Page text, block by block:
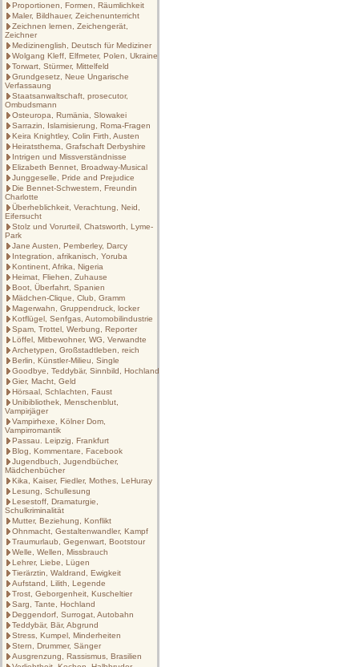
Proportionen, Formen, Räumlichkeit
Maler, Bildhauer, Zeichenunterricht
Zeichnen lernen, Zeichengerät,
Zeichner
Medizinenglish, Deutsch für Mediziner
Wolgang Kleff, Elfmeter, Polen, Ukraine
Torwart, Stürmer, Mittelfeld
Grundgesetz, Neue Ungarische
Verfassaung
Staatsanwaltschaft, prosecutor,
Ombudsmann
Osteuropa, Rumänia, Slowakei
Sarrazin, Islamisierung, Roma-Fragen
Keira Knightley, Colin Firth, Austen
Heiratsthema, Grafschaft Derbyshire
Intrigen und Missverständnisse
Elizabeth Bennet, Broadway-Musical
Junggeselle, Pride and Prejudice
Die Bennet-Schwestern, Freundin
Charlotte
Überheblichkeit, Verachtung, Neid,
Eifersucht
Stolz und Vorurteil, Chatsworth, Lyme-
Park
Jane Austen, Pemberley, Darcy
Integration, afrikanisch, Yoruba
Kontinent, Afrika, Nigeria
Heimat, Fliehen, Zuhause
Boot, Überfahrt, Spanien
Mädchen-Clique, Club, Gramm
Magerwahn, Gruppendruck, locker
Kotflügel, Senfgas, Automobilindustrie
Spam, Trottel, Werbung, Reporter
Löffel, Mitbewohner, WG, Verwandte
Archetypen, Großstadtleben, reich
Berlin, Künstler-Milieu, Single
Goodbye, Teddybär, Sinnbild, Hochland
Gier, Macht, Geld
Hörsaal, Schlachten, Faust
Unibibliothek, Menschenblut,
Vampirjäger
Vampirhexe, Kölner Dom,
Vampirromantik
Passau. Leipzig, Frankfurt
Blog, Kommentare, Facebook
Jugendbuch, Jugendbücher,
Mädchenbücher
Kika, Kaiser, Fiedler, Mothes, LeHuray
Lesung, Schullesung
Lesestoff, Dramaturgie,
Schulkriminalität
Mutter, Beziehung, Konflikt
Ohnmacht, Gestaltenwandler, Kampf
Traumurlaub, Gegenwart, Bootstour
Welle, Wellen, Missbrauch
Lehrer, Liebe, Lügen
Tierärztin, Waldrand, Ewigkeit
Aufstand, Lilith, Legende
Trost, Geborgenheit, Kuscheltier
Sarg, Tante, Hochland
Deggendorf, Surrogat, Autobahn
Teddybär, Bär, Abgrund
Stress, Kumpel, Minderheiten
Stern, Drummer, Sänger
Ausgrenzung, Rassismus, Brasilien